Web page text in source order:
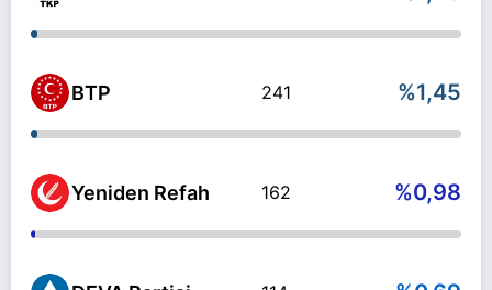
BTP 241 %1,45
Yeniden Refah 162 %0,98